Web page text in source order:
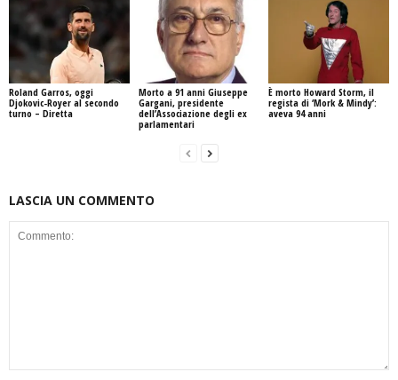
Roland Garros, oggi
Djokovic-Royer al secondo
turno – Diretta
Morto a 91 anni Giuseppe
Gargani, presidente
dell’Associazione degli ex
parlamentari
È morto Howard Storm, il
regista di ‘Mork & Mindy’:
aveva 94 anni
LASCIA UN COMMENTO